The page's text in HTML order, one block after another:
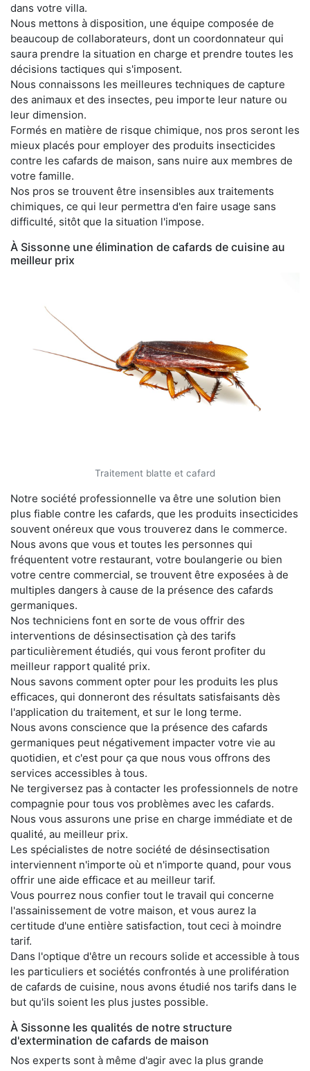
dans votre villa.
Nous mettons à disposition, une équipe composée de
beaucoup de collaborateurs, dont un coordonnateur qui
saura prendre la situation en charge et prendre toutes les
décisions tactiques qui s'imposent.
Nous connaissons les meilleures techniques de capture
des animaux et des insectes, peu importe leur nature ou
leur dimension.
Formés en matière de risque chimique, nos pros seront les
mieux placés pour employer des produits insecticides
contre les cafards de maison, sans nuire aux membres de
votre famille.
Nos pros se trouvent être insensibles aux traitements
chimiques, ce qui leur permettra d'en faire usage sans
difficulté, sitôt que la situation l'impose.
À Sissonne une élimination de cafards de cuisine au
meilleur prix
Traitement blatte et cafard
Notre société professionnelle va être une solution bien
plus fiable contre les cafards, que les produits insecticides
souvent onéreux que vous trouverez dans le commerce.
Nous avons que vous et toutes les personnes qui
fréquentent votre restaurant, votre boulangerie ou bien
votre centre commercial, se trouvent être exposées à de
multiples dangers à cause de la présence des cafards
germaniques.
Nos techniciens font en sorte de vous offrir des
interventions de désinsectisation çà des tarifs
particulièrement étudiés, qui vous feront profiter du
meilleur rapport qualité prix.
Nous savons comment opter pour les produits les plus
efficaces, qui donneront des résultats satisfaisants dès
l'application du traitement, et sur le long terme.
Nous avons conscience que la présence des cafards
germaniques peut négativement impacter votre vie au
quotidien, et c'est pour ça que nous vous offrons des
services accessibles à tous.
Ne tergiversez pas à contacter les professionnels de notre
compagnie pour tous vos problèmes avec les cafards.
Nous vous assurons une prise en charge immédiate et de
qualité, au meilleur prix.
Les spécialistes de notre société de désinsectisation
interviennent n'importe où et n'importe quand, pour vous
offrir une aide efficace et au meilleur tarif.
Vous pourrez nous confier tout le travail qui concerne
l'assainissement de votre maison, et vous aurez la
certitude d'une entière satisfaction, tout ceci à moindre
tarif.
Dans l'optique d'être un recours solide et accessible à tous
les particuliers et sociétés confrontés à une prolifération
de cafards de cuisine, nous avons étudié nos tarifs dans le
but qu'ils soient les plus justes possible.
À Sissonne les qualités de notre structure
d'extermination de cafards de maison
Nos experts sont à même d'agir avec la plus grande